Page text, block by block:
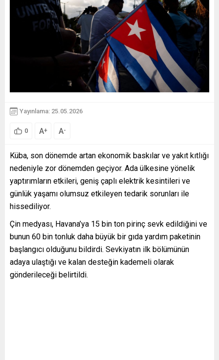
Yayınlama: 25.05.2026
0 A+ A-
Küba, son dönemde artan ekonomik baskılar ve yakıt kıtlığı
nedeniyle zor dönemden geçiyor. Ada ülkesine yönelik
yaptırımların etkileri, geniş çaplı elektrik kesintileri ve
günlük yaşamı olumsuz etkileyen tedarik sorunları ile
hissediliyor.
Çin medyası, Havana’ya 15 bin ton pirinç sevk edildiğini ve
bunun 60 bin tonluk daha büyük bir gıda yardım paketinin
başlangıcı olduğunu bildirdi. Sevkiyatın ilk bölümünün
adaya ulaştığı ve kalan desteğin kademeli olarak
gönderileceği belirtildi.